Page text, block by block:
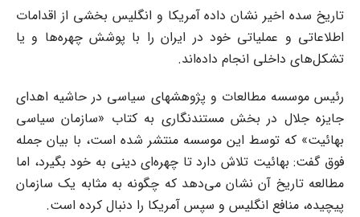
تاریخ سده اخیر نشان داده آمریکا و انگلیس بخشی از اقدامات
اطلاعاتی و عملیاتی خود در ایران را با پوشش چهره‌ها و یا
تشکل‌های داخلی انجام داده‌اند.
رئیس موسسه مطالعات و پژوهشهای سیاسی در حاشیه اهدای
جایزه جلال در بخش مستندنگاری به کتاب «سازمان سیاسی
بهائیت» که توسط این موسسه منتشر شده است، با بیان جمله
فوق گفت: بهائیت تلاش دارد تا چهره‌ای دینی به خود بگیرد، اما
مطالعه تاریخ آن نشان می‌دهد که چگونه به مثابه یک سازمان
پیچیده، منافع انگلیس و سپس آمریکا را دنبال کرده است.